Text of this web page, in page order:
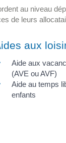
au niveau
de leurs
aux
Aide aux
(AVE ou AVF)
Aide au temps
enfants